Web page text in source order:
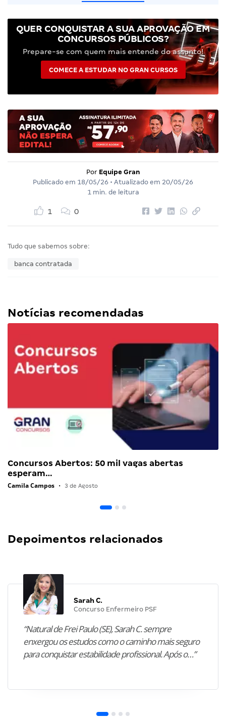
QUER CONQUISTAR A SUA APROVAÇÃO EM
CONCURSOS PÚBLICOS?
Prepare-se com quem mais entende do assunto!
COMECE A ESTUDAR NO GRAN CURSOS
Por Equipe Gran
Publicado em 18/05/26 • Atualizado em 20/05/26
1 min. de leitura
1 0
Tudo que sabemos sobre:
banca contratada
Notícias recomendadas
Concursos Abertos: 50 mil vagas abertas
esperam…
Camila Campos • 3 de Agosto
Depoimentos relacionados
Sarah C.
Concurso Enfermeiro PSF
“Natural de Frei Paulo (SE), Sarah C. sempre
enxergou os estudos como o caminho mais seguro
para conquistar estabilidade profissional. Após o…”